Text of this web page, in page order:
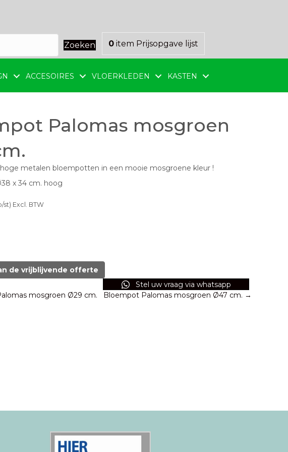
Zoeken 0 item Prijsopgave lijst
ACCESOIRES VLOERKLEDEN KASTEN
Palomas mosgroen
metalen bloempotten in een mooie mosgroene kleur !
x 34 cm. hoog
st) Excl. BTW
de vrijblijvende offerte
Stel uw vraag via whatsapp
mosgroen Ø29 cm. Bloempot Palomas mosgroen Ø47 cm. →